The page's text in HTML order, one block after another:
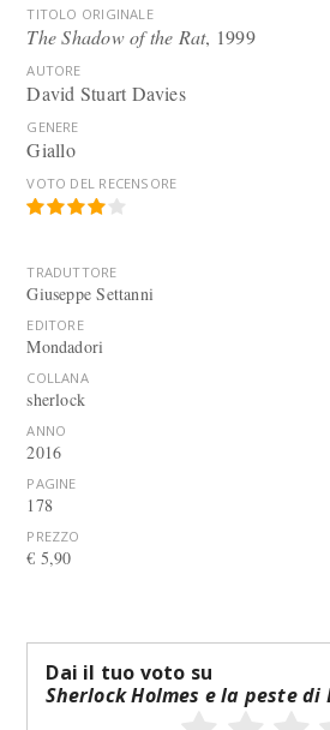
TITOLO ORIGINALE
The Shadow of the Rat, 1999
AUTORE
David Stuart Davies
GENERE
Giallo
VOTO DEL RECENSORE
TRADUTTORE
Giuseppe Settanni
EDITORE
Mondadori
COLLANA
sherlock
ANNO
2016
PAGINE
178
PREZZO
€ 5,90
Dai il tuo voto su
Sherlock Holmes e la peste di